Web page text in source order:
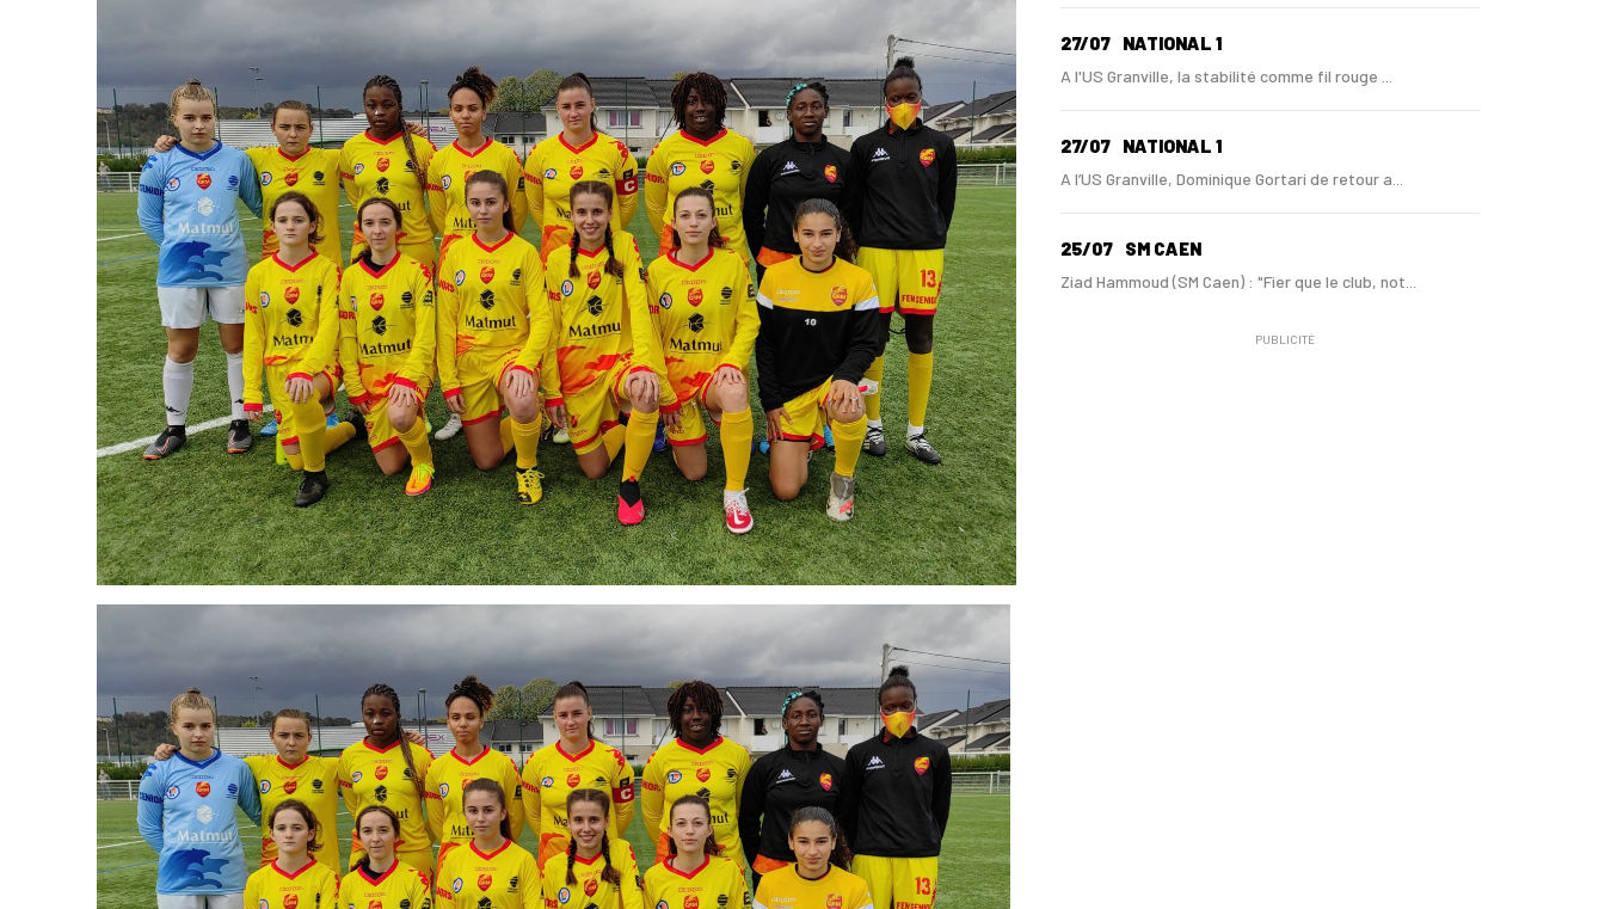
27/07 NATIONAL 1
A l'US Granville, la stabilité comme fil rouge ...
27/07 NATIONAL 1
A l’US Granville, Dominique Gortari de retour a...
25/07 SM CAEN
Ziad Hammoud (SM Caen) : "Fier que le club, not...
SM CAEN - MERCATO
PUBLICITÉ